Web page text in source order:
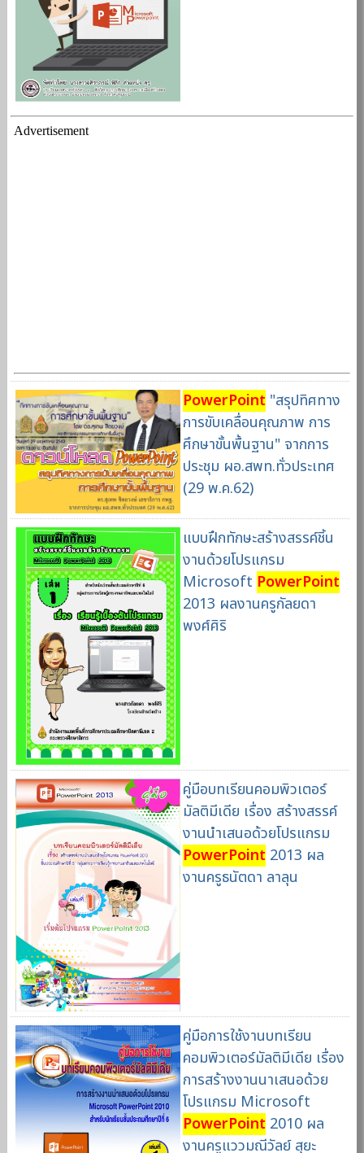
Advertisement
PowerPoint "สรุปทิศทาง
การขับเคลื่อนคุณภาพ การ
ศึกษาขั้นพื้นฐาน" จากการ
ประชุม ผอ.สพท.ทั่วประเทศ
(29 พ.ค.62)
แบบฝึกทักษะสร้างสรรค์ชิ้น
งานด้วยโปรแกรม
Microsoft PowerPoint
2013 ผลงานครูกัลยดา
พงศ์ศิริ
คู่มือบทเรียนคอมพิวเตอร์
มัลติมีเดีย เรื่อง สร้างสรรค์
งานนำเสนอด้วยโปรแกรม
PowerPoint 2013 ผล
งานครูธนัตดา ลาลุน
คู่มือการใช้งานบทเรียน
คอมพิวเตอร์มัลติมีเดีย เรื่อง
การสร้างงานนาเสนอด้วย
โปรแกรม Microsoft
PowerPoint 2010 ผล
งานครูแววมณีวัลย์ สุยะ